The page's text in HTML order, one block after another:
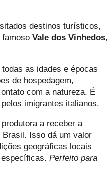
destinos turísticos,
famoso Vale dos Vinhedos,
as idades e épocas
de hospedagem,
com a natureza. É
imigrantes italianos.
a receber a
Brasil. Isso dá um valor
geográficas locais
Perfeito para